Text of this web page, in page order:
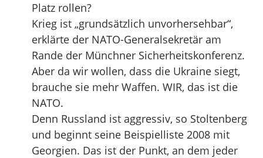
Platz rollen?
Krieg ist „grundsätzlich unvorhersehbar“,
erklärte der NATO-Generalsekretär am
Rande der Münchner Sicherheitskonferenz.
Aber da wir wollen, dass die Ukraine siegt,
brauche sie mehr Waffen. WIR, das ist die
NATO.
Denn Russland ist aggressiv, so Stoltenberg
und beginnt seine Beispielliste 2008 mit
Georgien. Das ist der Punkt, an dem jeder